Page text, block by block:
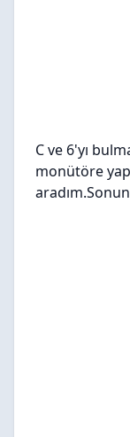
C ve 6'yı
monütöre